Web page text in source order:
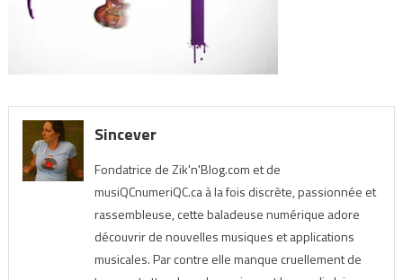
Sincever
Fondatrice de Zik'n'Blog.com et de
musiQCnumeriQC.ca à la fois discrète, passionnée et
rassembleuse, cette baladeuse numérique adore
découvrir de nouvelles musiques et applications
musicales. Par contre elle manque cruellement de